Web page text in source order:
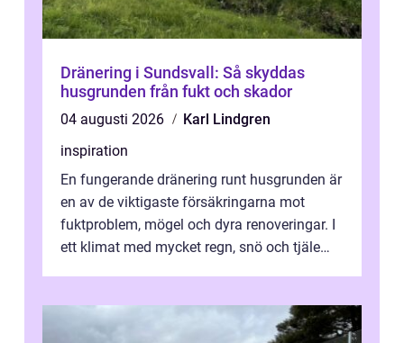
Dränering i Sundsvall: Så skyddas
husgrunden från fukt och skador
04 augusti 2026
Karl Lindgren
inspiration
En fungerande dränering runt husgrunden är
en av de viktigaste försäkringarna mot
fuktproblem, mögel och dyra renoveringar. I
ett klimat med mycket regn, snö och tjäle